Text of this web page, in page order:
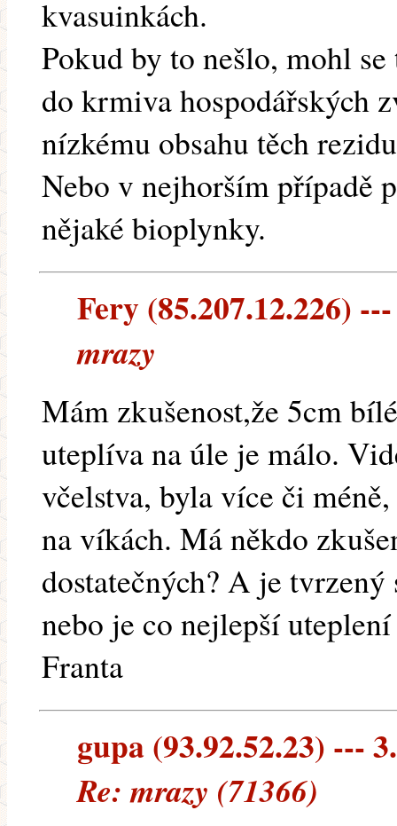
kvasuinkách.
Pokud by to nešlo, mohl
do krmiva hospodářských
nízkému obsahu těch
Nebo v nejhorším případě
nějaké bioplynky.
Fery (85.207.12.226)
mrazy
Mám zkušenost,že 5cm
uteplíva na úle je málo.
včelstva, byla více či
na víkách. Má někdo
dostatečných? A je
nebo je co nejlepší
Franta
gupa (93.92.52.23) ---
Re: mrazy (71366)